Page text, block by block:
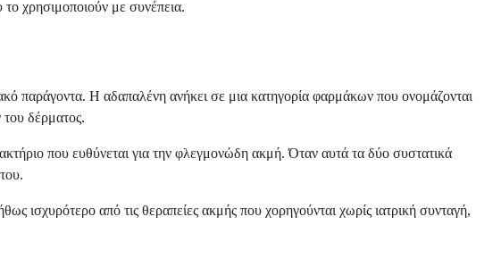
χρησιμοποιούν με συνέπεια.
παράγοντα. Η αδαπαλένη ανήκει σε μια κατηγορία φαρμάκων που ονομάζονται
του δέρματος.
που ευθύνεται για την φλεγμονώδη ακμή. Όταν αυτά τα δύο συστατικά
ισχυρότερο από τις θεραπείες ακμής που χορηγούνται χωρίς ιατρική συνταγή,